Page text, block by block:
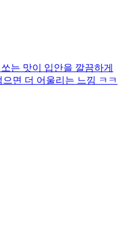
는 맛이 입안을 깔끔하게
면 더 어울리는 느낌 ㅋㅋ